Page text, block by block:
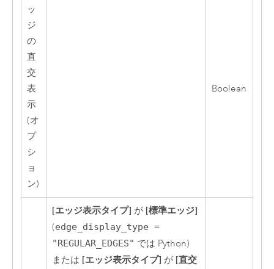
ッ
ジ
の
直
交
表
示
(オ
プ
シ
ョ
ン)
Boolean
[エッジ表示タイプ] が [標準エッジ]
(edge_display_type =
"REGULAR_EDGES" では Python)
または [エッジ表示タイプ] が [直交